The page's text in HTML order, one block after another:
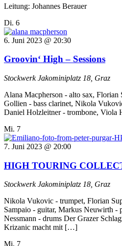
Leitung: Johannes Berauer
Di. 6
6. Juni 2023 @ 20:30
Groovin‘ High – Sessions
StockwerkJakominiplatz 18, Graz
Alana Macpherson - alto sax, Florian
Gollien - bass clarinet, Nikola
Daniel Holzleitner - trombone,
Mi. 7
7. Juni 2023 @ 20:00
HIGH TOURING
StockwerkJakominiplatz 18, Graz
Nikola Vukovic - trumpet, Florian
Sampaio - guitar, Markus Neuwirth -
Nessmann - drums Der Grazer
Krizanic macht mit […]
Mi. 7